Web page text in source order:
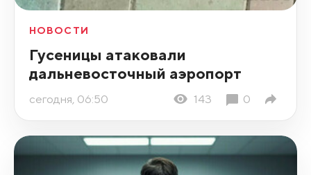
НОВОСТИ
Гусеницы атаковали
дальневосточный аэропорт
сегодня, 06:50 143 0